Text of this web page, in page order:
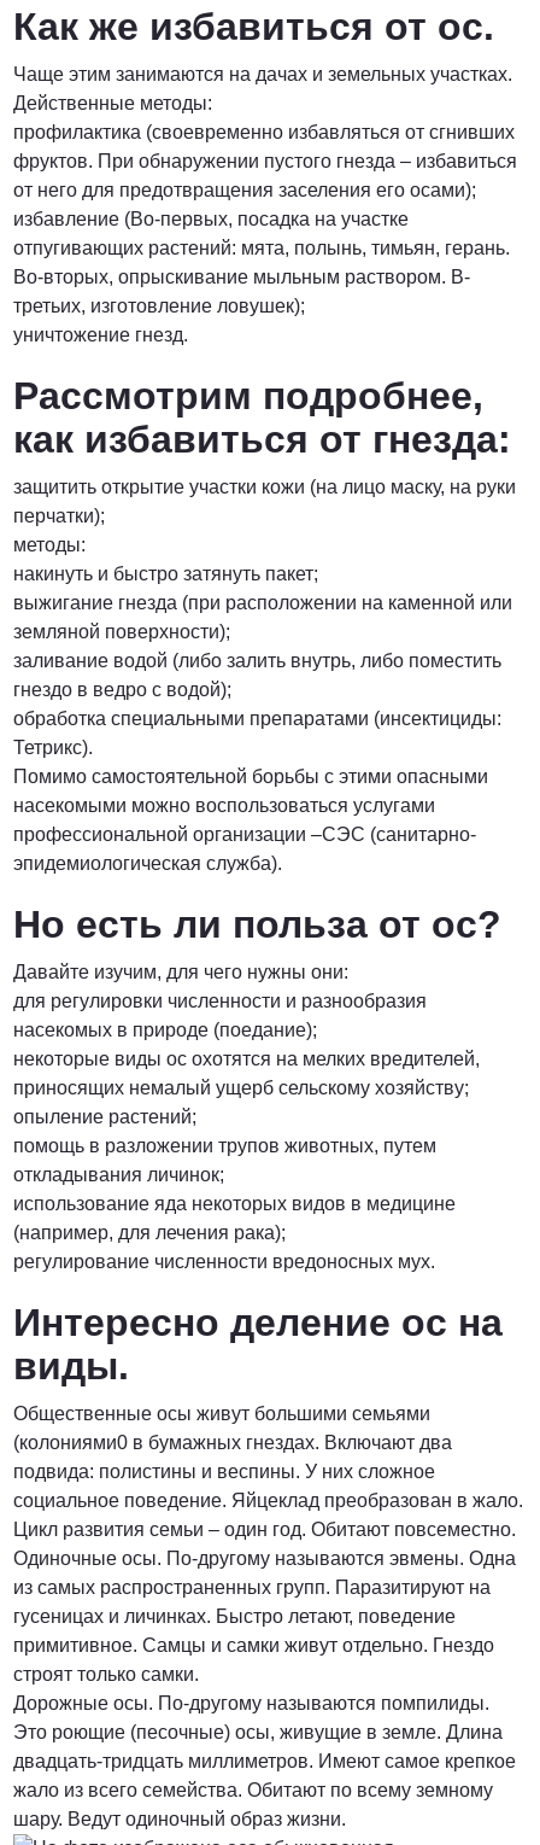
Как же избавиться от ос.
Чаще этим занимаются на дачах и земельных участках.
Действенные методы:
профилактика (своевременно избавляться от сгнивших
фруктов. При обнаружении пустого гнезда – избавиться
от него для предотвращения заселения его осами);
избавление (Во-первых, посадка на участке
отпугивающих растений: мята, полынь, тимьян, герань.
Во-вторых, опрыскивание мыльным раствором. В-
третьих, изготовление ловушек);
уничтожение гнезд.
Рассмотрим подробнее,
как избавиться от гнезда:
защитить открытие участки кожи (на лицо маску, на руки
перчатки);
методы:
накинуть и быстро затянуть пакет;
выжигание гнезда (при расположении на каменной или
земляной поверхности);
заливание водой (либо залить внутрь, либо поместить
гнездо в ведро с водой);
обработка специальными препаратами (инсектициды:
Тетрикс).
Помимо самостоятельной борьбы с этими опасными
насекомыми можно воспользоваться услугами
профессиональной организации –СЭС (санитарно-
эпидемиологическая служба).
Но есть ли польза от ос?
Давайте изучим, для чего нужны они:
для регулировки численности и разнообразия
насекомых в природе (поедание);
некоторые виды ос охотятся на мелких вредителей,
приносящих немалый ущерб сельскому хозяйству;
опыление растений;
помощь в разложении трупов животных, путем
откладывания личинок;
использование яда некоторых видов в медицине
(например, для лечения рака);
регулирование численности вредоносных мух.
Интересно деление ос на
виды.
Общественные осы живут большими семьями
(колониями0 в бумажных гнездах. Включают два
подвида: полистины и веспины. У них сложное
социальное поведение. Яйцеклад преобразован в жало.
Цикл развития семьи – один год. Обитают повсеместно.
Одиночные осы. По-другому называются эвмены. Одна
из самых распространенных групп. Паразитируют на
гусеницах и личинках. Быстро летают, поведение
примитивное. Самцы и самки живут отдельно. Гнездо
строят только самки.
Дорожные осы. По-другому называются помпилиды.
Это роющие (песочные) осы, живущие в земле. Длина
двадцать-тридцать миллиметров. Имеют самое крепкое
жало из всего семейства. Обитают по всему земному
шару. Ведут одиночный образ жизни.